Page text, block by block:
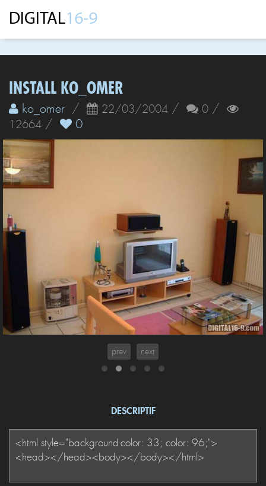
INSTALL KO_OMER
ko_omer / 22/03/2004 / 0 /
12664 / 0
prev next
DESCRIPTIF